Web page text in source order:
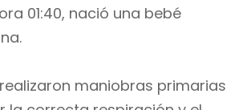
01:40, nació una bebé
maniobras primarias